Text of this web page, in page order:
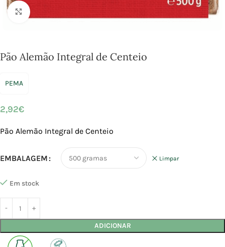
Click to enlarge
Pão Alemão Integral de Centeio
PEMA
2,92€
Pão Alemão Integral de Centeio
EMBALAGEM Limpar
Em stock
ADICIONAR